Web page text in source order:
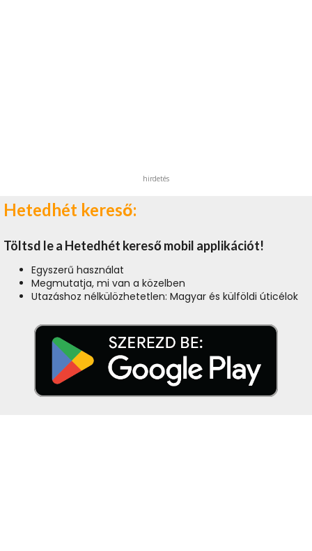
hirdetés
Hetedhét kereső:
Töltsd le a Hetedhét kereső mobil applikációt!
Egyszerű használat
Megmutatja, mi van a közelben
Utazáshoz nélkülözhetetlen: Magyar és külföldi úticélok